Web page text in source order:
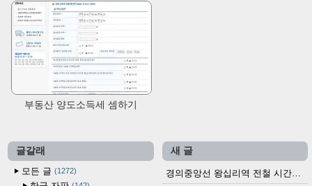
부동산 양도소득세 셈하기
글갈래
모든 글
1272
새 글
경의중앙선 왕십리역 전철 시간표 (2026.4.20~)